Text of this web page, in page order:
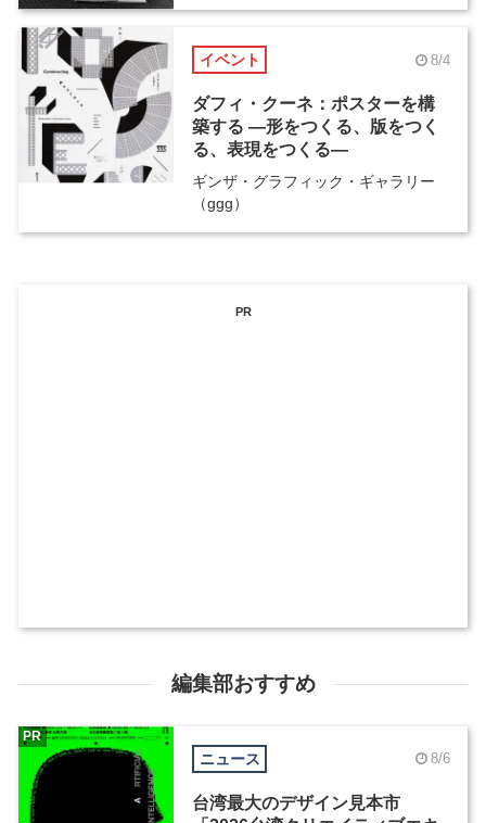
イベント 8/4
ダフィ・クーネ：ポスターを構
築する ―形をつくる、版をつく
る、表現をつくる―
ギンザ・グラフィック・ギャラリー
（ggg）
PR
編集部おすすめ
ニュース 8/6
台湾最大のデザイン見本市
PR